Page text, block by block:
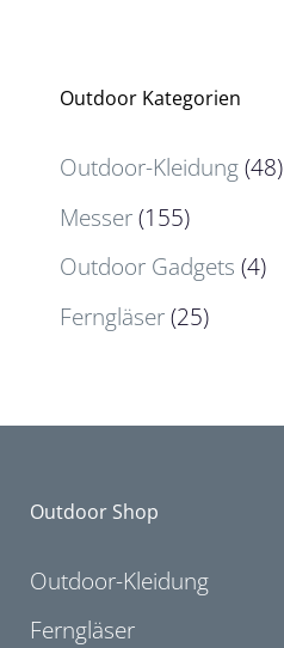
Outdoor Kategorien
Outdoor-Kleidung(48)
Messer(155)
Outdoor Gadgets (4)
Ferngläser(25)
Outdoor Shop
Outdoor-Kleidung
Ferngläser